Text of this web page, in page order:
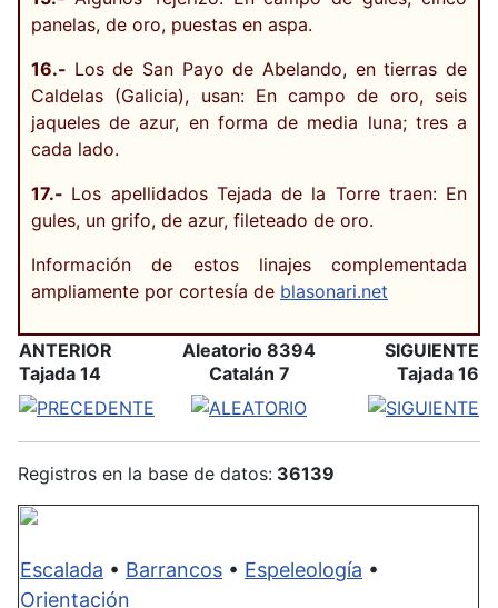
panelas, de oro, puestas en aspa.
16.- Los de San Payo de Abelando, en tierras de
Caldelas (Galicia), usan: En campo de oro, seis
jaqueles de azur, en forma de media luna; tres a
cada lado.
17.- Los apellidados Tejada de la Torre traen: En
gules, un grifo, de azur, fileteado de oro.
Información de estos linajes complementada
ampliamente por cortesía de blasonari.net
ANTERIOR
Tajada 14
Aleatorio 8394
Catalán 7
SIGUIENTE
Tajada 16
Registros en la base de datos: 36139
Escalada • Barrancos • Espeleología •
Orientación